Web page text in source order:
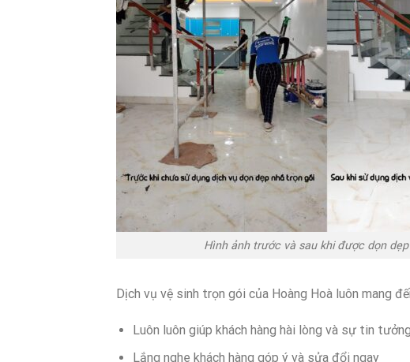
Hình ảnh trước và sau khi được dọn dẹp
Dịch vụ vệ sinh trọn gói của Hoàng Hoà luôn mang
Luôn luôn giúp khách hàng hài lòng và sự tin tưởng
Lắng nghe khách hàng góp ý và sửa đổi ngay